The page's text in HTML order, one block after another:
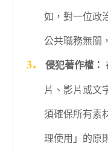
如，對一位政
公共職務無關
侵犯著作權：
片、影片或文
須確保所有素
理使用」的原